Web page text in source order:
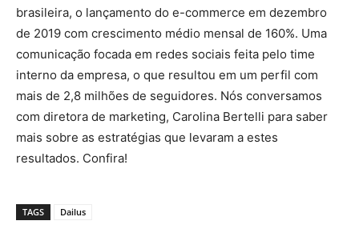
brasileira, o lançamento do e-commerce em dezembro
de 2019 com crescimento médio mensal de 160%. Uma
comunicação focada em redes sociais feita pelo time
interno da empresa, o que resultou em um perfil com
mais de 2,8 milhões de seguidores. Nós conversamos
com diretora de marketing, Carolina Bertelli para saber
mais sobre as estratégias que levaram a estes
resultados. Confira!
TAGS Dailus